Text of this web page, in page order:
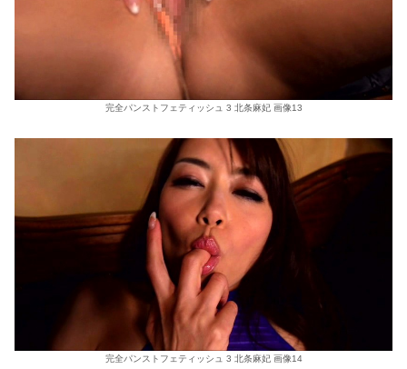
完全パンストフェティッシュ 3 北条麻妃 画像13
完全パンストフェティッシュ 3 北条麻妃 画像14